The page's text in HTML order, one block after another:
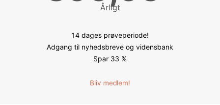
Årligt
14 dages prøveperiode!
Adgang til nyhedsbreve og vidensbank
Spar 33 %
Bliv medlem!